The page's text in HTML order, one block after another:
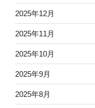
2025年12月
2025年11月
2025年10月
2025年9月
2025年8月